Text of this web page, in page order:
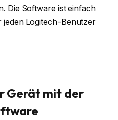
Die Software ist einfach
Logitech-Benutzer
Gerät mit der